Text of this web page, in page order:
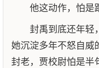
他这动作，怕是
封禹到底还年轻
她沉淀多年不怒自威
封老，贾校尉怕是半